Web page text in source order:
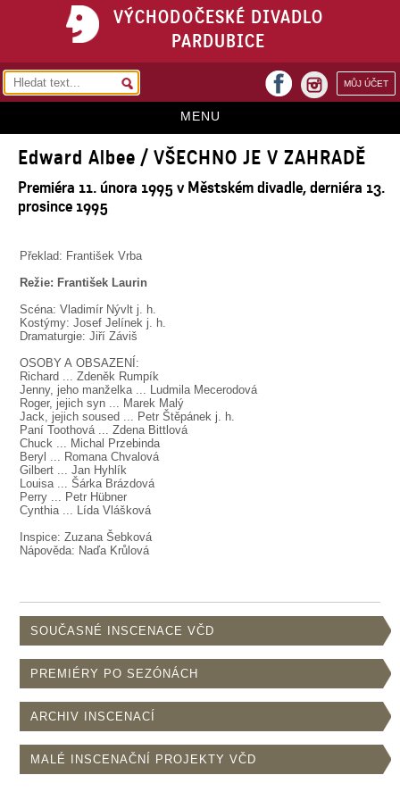
VÝCHODOČESKÉ DIVADLO
PARDUBICE
MŮJ ÚČET
facebook
MENU
HOME
PROGRAM
KONTAKTY
SOUBOR
DÁLE NABÍZÍME
Edward Albee / VŠECHNO JE V ZAHRADĚ
Premiéra 11. února 1995 v Městském divadle, derniéra 13.
prosince 1995
Překlad: František Vrba
Režie: František Laurin
Scéna: Vladimír Nývlt j. h.
Kostýmy: Josef Jelínek j. h.
Dramaturgie: Jiří Záviš
OSOBY A OBSAZENÍ:
Richard ... Zdeněk Rumpík
Jenny, jeho manželka ... Ludmila Mecerodová
Roger, jejich syn ... Marek Malý
Jack, jejich soused ... Petr Štěpánek j. h.
Paní Toothová ... Zdena Bittlová
Chuck ... Michal Przebinda
Beryl ... Romana Chvalová
Gilbert ... Jan Hyhlík
Louisa ... Šárka Brázdová
Perry ... Petr Hübner
Cynthia ... Lída Vlášková
Inspice: Zuzana Šebková
Nápověda: Naďa Krůlová
SOUČASNÉ INSCENACE VČD
PREMIÉRY PO SEZÓNÁCH
ARCHIV INSCENACÍ
MALÉ INSCENAČNÍ PROJEKTY VČD